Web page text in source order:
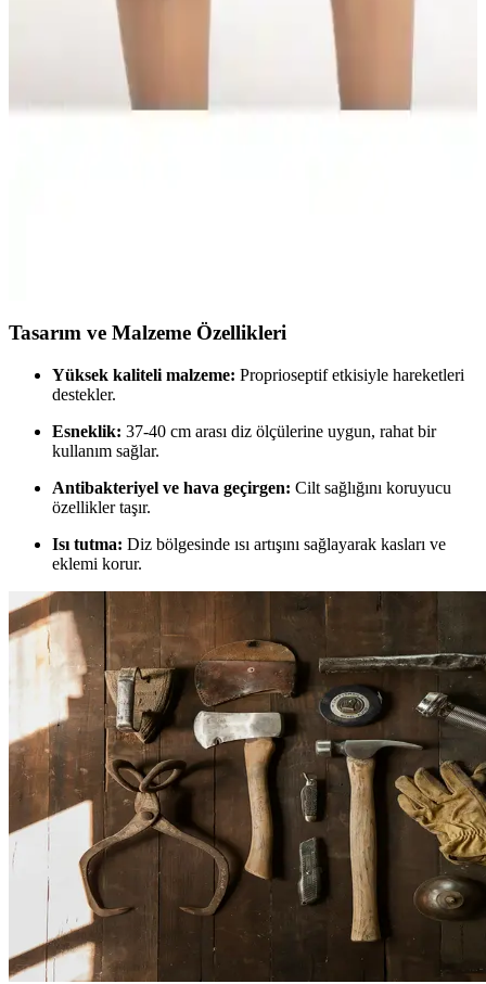
Case KB-314 Patella Destekli Örme Dizlik, patella çevresine odaklı
destekli tasarımıyla diz stabilitesini artırırken, dikişsiz yüzey ve arka
kısımda gevşek dokuma ile uzun süreli konfor ve hafif basınç
dağılımı sağlar. Beden seçimi diz çevresi ölçüsüne göre yapılır ve
kullanıcıya güvenli uyum sunar.
Tasarım ve Malzeme Özellikleri
Yüksek kaliteli malzeme: Proprioseptif etkisiyle hareketleri
destekler.
Esneklik: 37-40 cm arası diz ölçülerine uygun, rahat bir
kullanım sağlar.
Antibakteriyel ve hava geçirgen: Cilt sağlığını koruyucu
özellikler taşır.
Isı tutma: Diz bölgesinde ısı artışını sağlayarak kasları ve
eklemi korur.